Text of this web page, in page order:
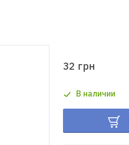
32 грн
В наличии